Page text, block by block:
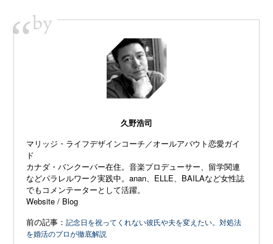
“by
久野浩司
マリッジ・ライフデザインコーチ／オールアバウト恋愛ガイ
ド
カナダ・バンクーバー在住。音楽プロデューサー、留学関連
などパラレルワーク実践中。anan、ELLE、 BAILAなど女性誌
でもコメンテーターとして活躍。
Website / Blog
前の記事：記念日を祝ってくれない彼氏や夫を変えたい。対処法
を婚活のプロが徹底解説